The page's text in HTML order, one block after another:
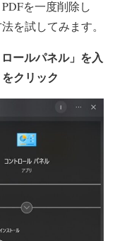
を一度削除し
を試してみます。
ールパネル」を入
クリック